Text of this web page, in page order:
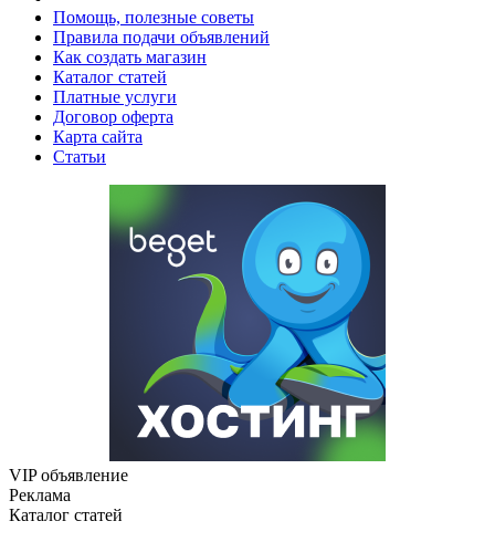
Помощь, полезные советы
Правила подачи объявлений
Как создать магазин
Каталог статей
Платные услуги
Договор оферта
Карта сайта
Статьи
VIP объявление
Реклама
Каталог статей